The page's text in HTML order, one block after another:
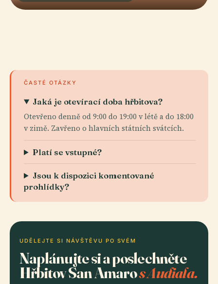
ČASTÉ OTÁZKY
Jaká je otevírací doba hřbitova?
Otevřeno denně od 9:00 do 19:00 v létě a do 18:00
v zimě. Zavřeno o hlavních státních svátcích.
Platí se vstupné?
Jsou k dispozici komentované
prohlídky?
UDĚLEJTE SI NÁVŠTĚVU PO SVÉM
Naplánujte si a poslechněte
Hřbitov San Amaros Audiala.